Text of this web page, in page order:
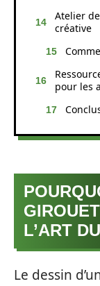
Atelier
créative
pour les
L’ART
Le dessin